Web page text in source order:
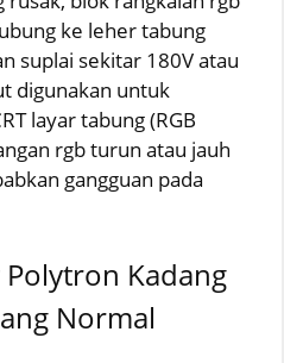
ke leher tabung
suplai sekitar 180V atau
digunakan untuk
layar tabung (RGB
rgb turun atau jauh
gangguan pada
Kadang
Normal